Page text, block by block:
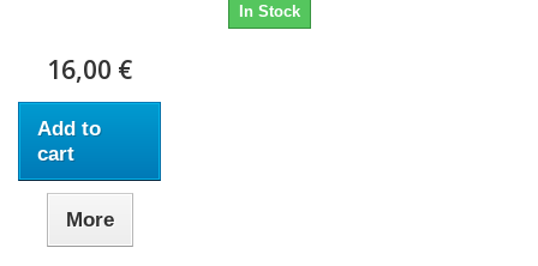
In Stock
16,00 €
Add to
cart
More